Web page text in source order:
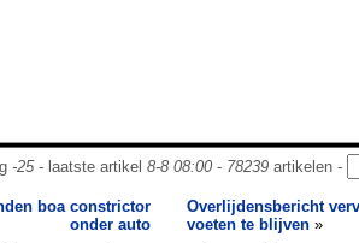
-25- laatste artikel 8-8 08:00- 78239artikelen -
boa constrictor
onder auto
Overlijdensbericht
voeten te blijven »